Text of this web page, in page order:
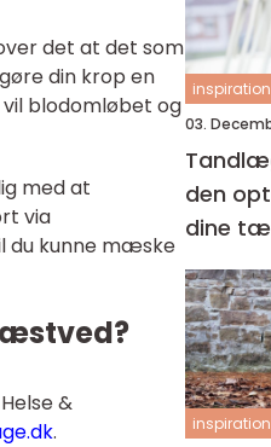
det at det som
din krop en
blodomløbet og
med at
via
du kunne mæske
&
.
inspiration
03.
den
dine
inspiration